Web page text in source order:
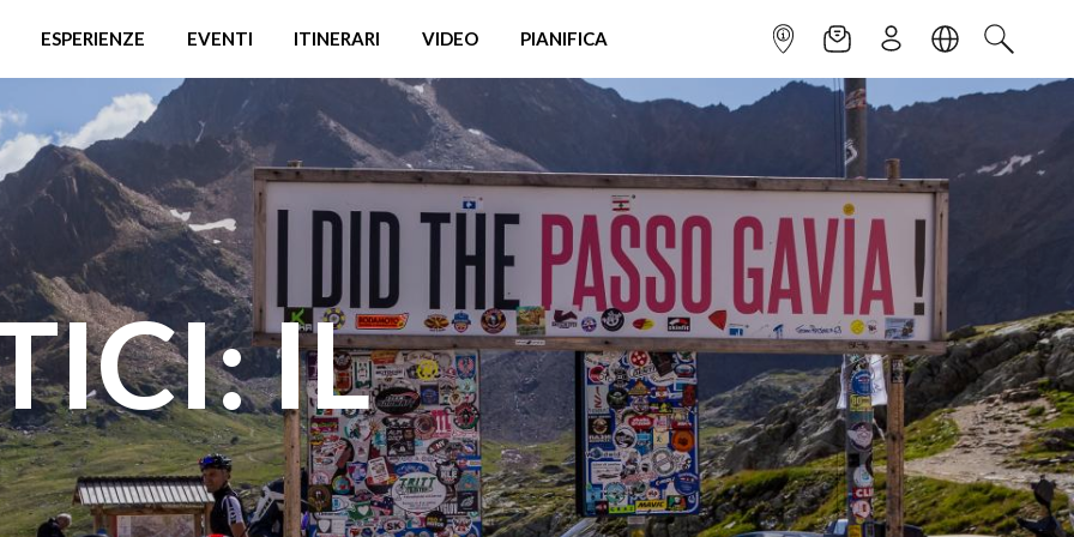
ESPERIENZE EVENTI ITINERARI VIDEO PIANIFICA INFOPOINTNEWSLETTER
ISCRIVITILINGUACERCA
IL